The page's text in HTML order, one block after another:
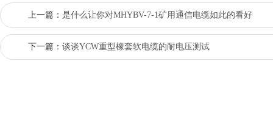
上一篇： 是什么让你对MHYBV-7-1矿用通信电缆如此的看好
下一篇： 谈谈YCW重型橡套软电缆的耐电压测试